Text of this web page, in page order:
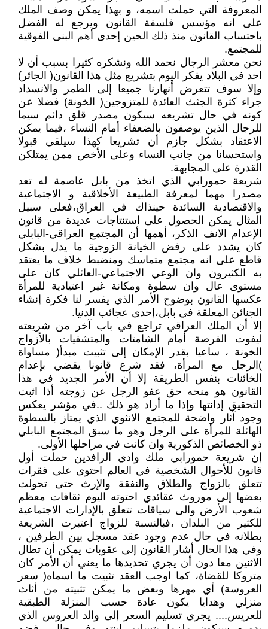
المعروفة التي حملت اسمه، و بهذا يمكن وصف الملك
على انه مؤسس فلسفة القانون ويرجع له الفضل
باحتساب القانون منذ ذلك الحين إحدى أهم البنى الفوقية
للمجتمع.
نحن معشر الرجال نحمد الله ونشكره كثيرا بسبب أن لا
احد في البلاد يفكر اليوم بتشريع مثل هذا القانون( الجائر)
وإلا سوف تتعرض أنهارنا جميعا إلى الطمر والانسداد
جراء كثرة الجثث العائدة للمتزوجين( الخونة) فضلا عن
كونه في حال تشريعه سيكون مصدر قلق دائم سيما
للرجال الذين يوصفون بالضعفاء أمام النساء ،فيما يمكن
الاعتقاد بشكل جازم أن تشريعا كهذا سيلقي قبولا
واستحسانا من جانب النساء وعلى الأخص ممن يمتلكن
القدرة على المجابهة.
شريعة حمورابي الذي اتخذ من بابل عاصمة له تعد
مصدرا مهما لمعرفة الطبيعة الأخلاقية و الاجتماعية
والاقتصادية السائدة حينذاك في العراق،فعلى سبيل
المثال يمكن الحصول على استنتاجات عديدة من قانون
الإعدام الانف الذكر، أهمها أن المجتمع العراقي-البابلي
كان يشدد على رفض الخيانة الزوجية ما يدل بشكل
قاطع على انه مجتمع متماسك ومنضبط خلاف ما يعتقد
به الكثيرون وان الوعي الاجتماعي-العائلي كان على
مستوى عال وان سطوة ومكانة غير اعتيادية للمرأة
عكسها القانون بوضوح الأمر الذي يفسر لنا فكرة إنشاء
الجنائن المعلقة في بابل،إحدى عجائب الدنيا.
إلا أن الملك العراقي تراجع في باب آخر من شريعته
ليفوت الفرصة أمام الشامتات والمتشفيات بالأزواج
الخونة ، ساعيا بقدر الإمكان إلى تثبيت مبدأ( مساواة
)الرجل مع المرأة، فقد شرع قانونا يقضي بإعدام
الخائنات بنفس الطريقة إلا أن الأمر الجديد في هذا
القانون هو منحه حق عفو الرجل عن زوجته أذا اثبت
التحقيق إدانتها وإذا ما أراد هو ذلك ..في مؤشر يعكس
وجود آثار واضحة للمجتمع الانثوي الذي يمتاز بالسطوة
الهائلة للمرأة على الرجل وهو ما سبق المجتمع البابلي
ذو الخصائص الذكورية وان كانت في مراحلها الأولى.
إن شريعة حمورابي ملك وادي الرافدين حملت أول
قانون للأحوال الشخصية في العالم احتوى على فقرات
تتعلق بالزواج والطلاق والنفقة والإرث حتى تحولت
بعضها إلى موروث عقائدي احتوته اليوم ثقافات معظم
شعوب الأرض والى سياقات تتعلق بالإدارات الاجتماعية
للكثير من البلدان ،فبالنسبة للزواج اعتبرت الشريعة
بطلانه في حال عدم وجود عقد مسجل بين الطرفين ،
وفي هذا الحال أشار القانون إلى عقوبات يمكن أن تطال
الاثنين معا دون أن يجري تحديدها ما يعني أن الأمر كان
متروكا للقضاة، كما اوجب العقد تثبيت ما اسماه( سعر
العروسة) أي مهرها وبعض ما يمكن تثبيته من أثاث
منزلي وهدايا يكون عادة حسب المنزلة الطبقية
للعريس.... يجري تسليم السعر إلى والد العروس الذي